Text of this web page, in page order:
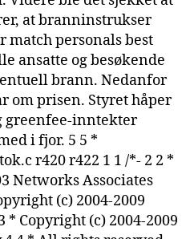
at branninstrukser
match personals best
ansatte og besøkende
brann. Nedanfor
om prisen. Styret håper
greenfee-inntekter
i fjor. 5 5 *
r420 r422 1 1 /*- 2 2 *
Networks Associates
(c) 2004-2009
Copyright (c) 2004-2009